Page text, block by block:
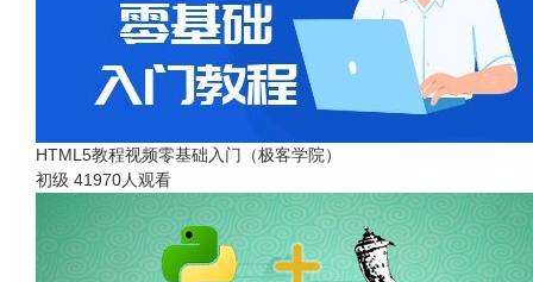
HTML5教程视频零基础入门（极客学院）
初级 41970人观看